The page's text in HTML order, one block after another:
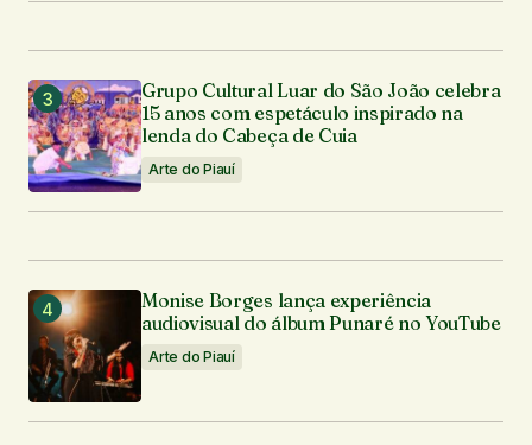
Grupo Cultural Luar do São João celebra
15 anos com espetáculo inspirado na
lenda do Cabeça de Cuia
Arte do Piauí
Monise Borges lança experiência
audiovisual do álbum Punaré no YouTube
Arte do Piauí